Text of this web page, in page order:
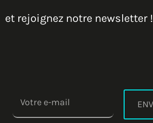
et rejoignez notre newsletter !